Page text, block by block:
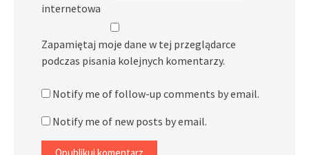
internetowa
Zapamiętaj moje dane w tej przeglądarce
podczas pisania kolejnych komentarzy.
Notify me of follow-up comments by email.
Notify me of new posts by email.